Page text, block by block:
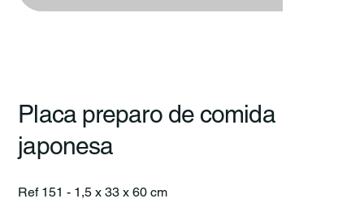
Placa preparo de comida
japonesa
Ref 151 - 1,5 x 33 x 60 cm